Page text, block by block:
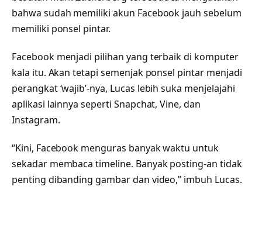
bahwa sudah memiliki akun Facebook jauh sebelum
memiliki ponsel pintar.
Facebook menjadi pilihan yang terbaik di komputer
kala itu. Akan tetapi semenjak ponsel pintar menjadi
perangkat ‘wajib’-nya, Lucas lebih suka menjelajahi
aplikasi lainnya seperti Snapchat, Vine, dan
Instagram.
“Kini, Facebook menguras banyak waktu untuk
sekadar membaca timeline. Banyak posting-an tidak
penting dibanding gambar dan video,” imbuh Lucas.